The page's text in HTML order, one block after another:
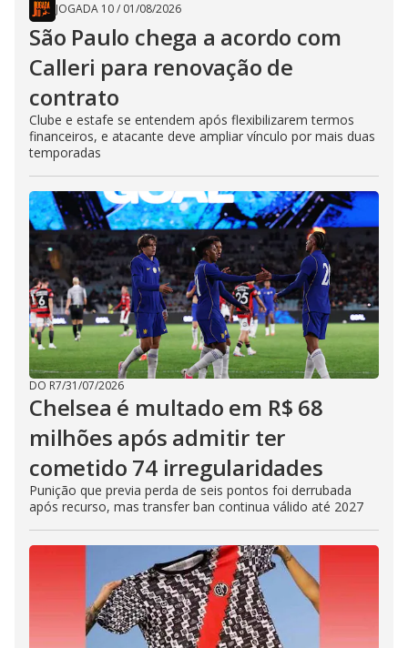
JOGADA 10/ 01/08/2026
São Paulo chega a acordo com
Calleri para renovação de
contrato
Clube e estafe se entendem após flexibilizarem termos
financeiros, e atacante deve ampliar vínculo por mais duas
temporadas
DO R7/31/07/2026
Chelsea é multado em R$ 68
milhões após admitir ter
cometido 74 irregularidades
Punição que previa perda de seis pontos foi derrubada
após recurso, mas transfer ban continua válido até 2027